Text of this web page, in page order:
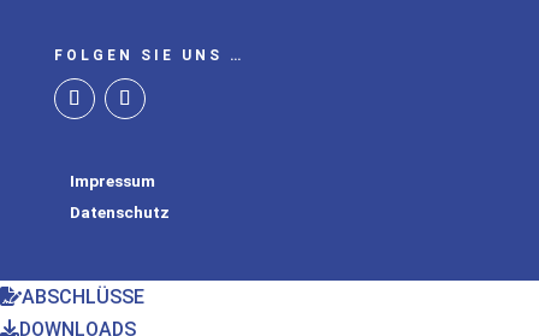
FOLGEN SIE UNS …
Impressum
Datenschutz
ABSCHLÜSSE
DOWNLOADS